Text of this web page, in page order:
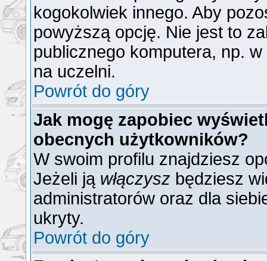
kogokolwiek innego. Aby
powyższą opcję. Nie jest to
publicznego komputera, np.
na uczelni.
Powrót do góry
Jak mogę zapobiec
obecnych użytkowników?
W swoim profilu znajdziesz
Jeżeli ją włączysz będziesz
administratorów oraz dla
ukryty.
Powrót do góry